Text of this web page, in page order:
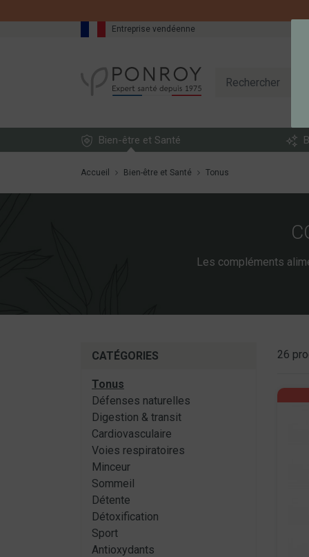
Bien-être et Santé
Entreprise vendéenne
Accueil Bien-être et Santé Tonus
Les compléments
CATÉGORIES
Tonus
Défenses naturelles
Digestion & transit
Cardiovasculaire
Voies respiratoires
Minceur
Sommeil
Détente
Détoxification
Sport
Antioxydants
26